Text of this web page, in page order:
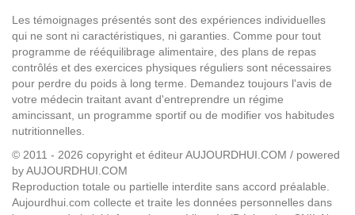
Les témoignages présentés sont des expériences individuelles
qui ne sont ni caractéristiques, ni garanties. Comme pour tout
programme de rééquilibrage alimentaire, des plans de repas
contrôlés et des exercices physiques réguliers sont nécessaires
pour perdre du poids à long terme. Demandez toujours l'avis de
votre médecin traitant avant d'entreprendre un régime
amincissant, un programme sportif ou de modifier vos habitudes
nutritionnelles.
© 2011 - 2026 copyright et éditeur AUJOURDHUI.COM / powered
by AUJOURDHUI.COM
Reproduction totale ou partielle interdite sans accord préalable.
Aujourdhui.com collecte et traite les données personnelles dans